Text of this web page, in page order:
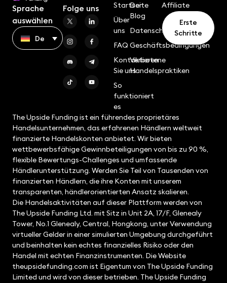
Sprache
auswählen
De
Folge uns
Startseite
Über
uns
FAQ
Kontaktieren
Sie uns
So
funktioniert
es
Der
Blog
Datenschutzrichtlinie
Geschäftsbedingungen
Verbotene
Handelspraktiken
Affiliate
Erste
Schritte
The Upside Funding ist ein führendes proprietäres
Handelsunternehmen, das erfahrenen Händlern weltweit
finanzierte Handelskonten anbietet. Wir bieten
wettbewerbsfähige Gewinnbeteiligungen von bis zu 90 %,
flexible Bewertungs-Challenges und umfassende
Händlerunterstützung. Werden Sie Teil von Tausenden von
finanzierten Händlern, die ihre Konten mit unserem
transparenten, händlerorientierten Ansatz skalieren.
Die Handelsaktivitäten auf dieser Plattform werden von
The Upside Funding Ltd. mit Sitz in Unit 2A, 17/F, Glenealy
Tower, No.1 Glenealy, Central, Hongkong, unter Verwendung
virtueller Gelder in einer simulierten Umgebung durchgeführt
und beinhalten kein echtes finanzielles Risiko oder den
Handel mit echten Finanzinstrumenten. Die Website
theupsidefunding.com ist Eigentum von The Upside Funding
Limited und wird von dieser betrieben. The Upside Funding